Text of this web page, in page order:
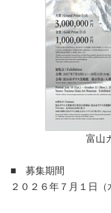
富山
■ 募集期間
２０２６年７月１日（